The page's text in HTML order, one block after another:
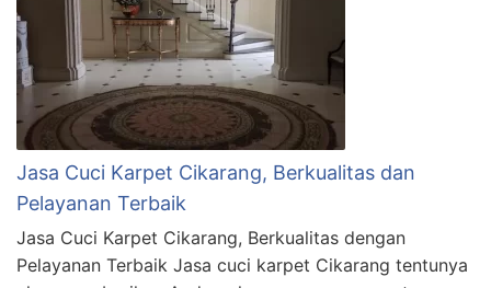
Jasa Cuci Karpet Cikarang, Berkualitas dan
Pelayanan Terbaik
Jasa Cuci Karpet Cikarang, Berkualitas dengan
Pelayanan Terbaik Jasa cuci karpet Cikarang tentunya